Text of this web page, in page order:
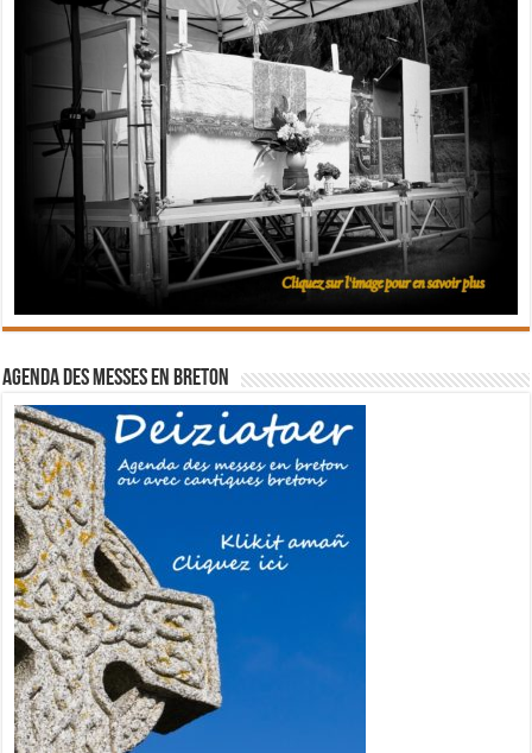
Agenda des messes en breton